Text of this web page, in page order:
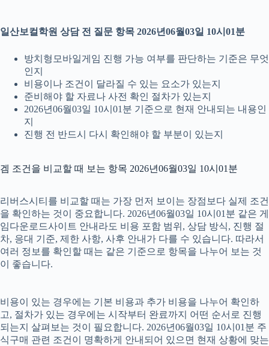
일산보컬학원 상담 전 질문 항목 2026년06월03일 10시01분
방치형모바일게임 진행 가능 여부를 판단하는 기준은 무엇
인지
비용이나 조건이 달라질 수 있는 요소가 있는지
준비해야 할 자료나 사전 확인 절차가 있는지
2026년06월03일 10시01분 기준으로 현재 안내되는 내용인
지
진행 전 반드시 다시 확인해야 할 부분이 있는지
겜 조건을 비교할 때 보는 항목 2026년06월03일 10시01분
리버스시티를 비교할 때는 가장 먼저 보이는 장점보다 실제 조건
을 확인하는 것이 중요합니다. 2026년06월03일 10시01분 같은 게
임다운로드사이트 안내라도 비용 포함 범위, 상담 방식, 진행 절
차, 응대 기준, 제한 사항, 사후 안내가 다를 수 있습니다. 따라서
여러 정보를 확인할 때는 같은 기준으로 항목을 나누어 보는 것
이 좋습니다.
비용이 있는 경우에는 기본 비용과 추가 비용을 나누어 확인하
고, 절차가 있는 경우에는 시작부터 완료까지 어떤 순서로 진행
되는지 살펴보는 것이 필요합니다. 2026년06월03일 10시01분 주
식구매 관련 조건이 명확하게 안내되어 있으면 현재 상황에 맞는